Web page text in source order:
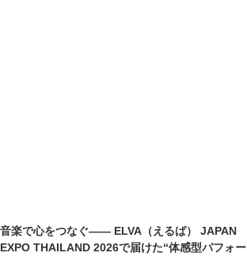
音楽で心をつなぐ—— ELVA（えるば） JAPAN
EXPO THAILAND 2026で届けた“体感型パフォー